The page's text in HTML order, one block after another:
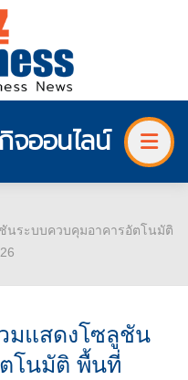
จออนไลน์
นระบบควบคุมอาคารอัตโนมัติ
มแสดงโซลูชัน
โนมัติ พื้นที่